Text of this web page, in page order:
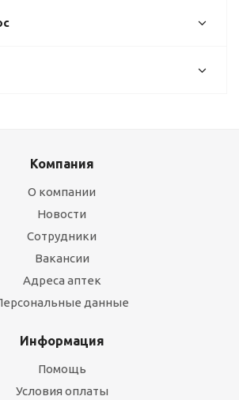
Компания
О компании
Новости
Сотрудники
Вакансии
Адреса аптек
данные
Информация
Помощь
Условия оплаты